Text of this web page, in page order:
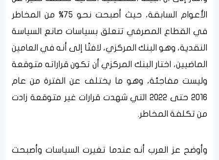
الأعوام السابقة، حيث أصبحت نحو 75% من المخاطر
في القطاع المصرفي تتعلق بسياسات صانع السياسة
النقدية، وهو البنك المركزي، لافتًا إلى أنه في العامين
الماضيين، اختار البنك المركزي أن تكون قراراته متوقعة
وليست مفاجئة، وهو ما يختلف عن الفترة من عام
2016 حتى 2022 التي شهدت قرارات غير متوقعة زادت
من تكلفة المخاطر.
وأوضح عز العرب أنه عندما تغيرت السياسات وأصبحت